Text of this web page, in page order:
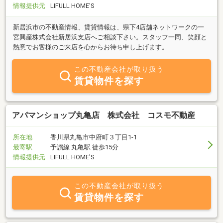
情報提供元
LIFULL HOME'S
新居浜市の不動産情報、賃貸情報は、県下4店舗ネットワークの一
宮興産株式会社新居浜支店へご相談下さい。スタッフ一同、笑顔と
熱意でお客様のご来店を心からお待ち申し上げます。
この不動産会社が取り扱う
賃貸物件を探す
アパマンショップ丸亀店 株式会社 コスモ不動産
所在地
香川県丸亀市中府町３丁目1-1
最寄駅
予讃線 丸亀駅 徒歩15分
情報提供元
LIFULL HOME'S
この不動産会社が取り扱う
賃貸物件を探す